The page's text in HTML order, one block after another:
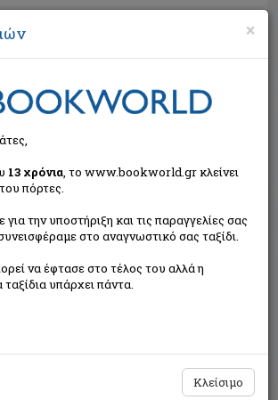
Εξαντλημένο από τον
εκδότη
×
13 χρόνια, το www.bookworld.gr κλείνει
πόρτες.
την υποστήριξη και τις παραγγελίες σας
στο αναγνωστικό σας ταξίδι.
να έφτασε στο τέλος του αλλά η
ταξίδια υπάρχει πάντα.
Κλείσιμο